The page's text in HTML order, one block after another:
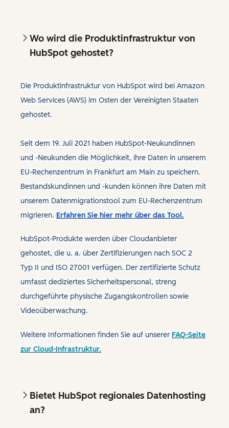
Wo wird die Produktinfrastruktur von
HubSpot gehostet?
Die Produktinfrastruktur von HubSpot wird bei Amazon
Web Services (AWS) im Osten der Vereinigten Staaten
gehostet.
Seit dem 19. Juli 2021 haben HubSpot-Neukundinnen
und -Neukunden die Möglichkeit, ihre Daten in unserem
EU-Rechenzentrum in Frankfurt am Main zu speichern.
Bestandskundinnen und -kunden können ihre Daten mit
unserem Datenmigrationstool zum EU-Rechenzentrum
migrieren. Erfahren Sie hier mehr über das Tool.
HubSpot-Produkte werden über Cloudanbieter
gehostet, die u. a. über Zertifizierungen nach SOC 2
Typ II und ISO 27001 verfügen. Der zertifizierte Schutz
umfasst dediziertes Sicherheitspersonal, streng
durchgeführte physische Zugangskontrollen sowie
Videoüberwachung.
Weitere Informationen finden Sie auf unserer FAQ-Seite
zur Cloud-Infrastruktur.
Bietet HubSpot regionales Datenhosting
an?